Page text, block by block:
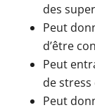
des
Peut
d’être
Peut
de stress
Peut